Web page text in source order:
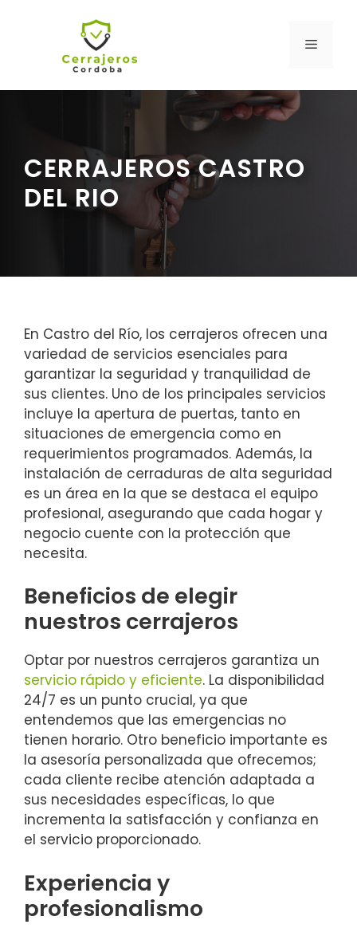
MENÚ
CERRAJEROS CASTRO
DEL RIO
En Castro del Río, los cerrajeros ofrecen una
variedad de servicios esenciales para
garantizar la seguridad y tranquilidad de
sus clientes. Uno de los principales servicios
incluye la apertura de puertas, tanto en
situaciones de emergencia como en
requerimientos programados. Además, la
instalación de cerraduras de alta seguridad
es un área en la que se destaca el equipo
profesional, asegurando que cada hogar y
negocio cuente con la protección que
necesita.
Beneficios de elegir
nuestros cerrajeros
Optar por nuestros cerrajeros garantiza un
servicio rápido y eficiente. La disponibilidad
24/7 es un punto crucial, ya que
entendemos que las emergencias no
tienen horario. Otro beneficio importante es
la asesoría personalizada que ofrecemos;
cada cliente recibe atención adaptada a
sus necesidades específicas, lo que
incrementa la satisfacción y confianza en
el servicio proporcionado.
Experiencia y
profesionalismo